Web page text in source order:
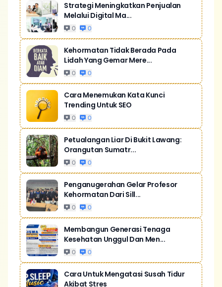
Strategi Meningkatkan Penjualan
Melalui Digital Ma...
0 0
Kehormatan Tidak Berada Pada
Lidah Yang Gemar Mere...
0 0
Cara Menemukan Kata Kunci
Trending Untuk SEO
0 0
Petualangan Liar Di Bukit Lawang:
Orangutan Sumatr...
0 0
Penganugerahan Gelar Profesor
Kehormatan Dari Sill...
0 0
Membangun Generasi Tenaga
Kesehatan Unggul Dan Men...
0 0
Cara Untuk Mengatasi Susah Tidur
Akibat Stres